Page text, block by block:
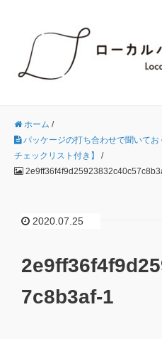
ホーム /
パッケージの打ち合わせで聞いて
チェックリスト付き】
/
2020.07.25
7c8b3af-1